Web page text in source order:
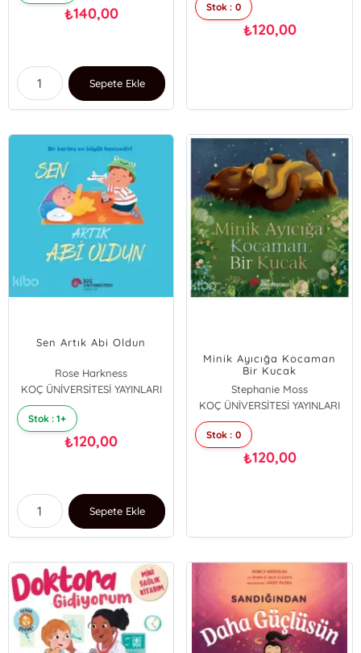
₺140,00
Sepete Ekle
Stok : 0
₺120,00
Sen Artık Abi Oldun
Rose Harkness
KOÇ ÜNİVERSİTESİ YAYINLARI
Stok : 1+
₺120,00
Sepete Ekle
Minik Ayıcığa Kocaman
Bir Kucak
Stephanie Moss
KOÇ ÜNİVERSİTESİ YAYINLARI
Stok : 0
₺120,00